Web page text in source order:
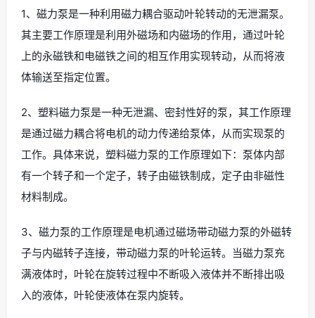
1、磁力泵是一种利用磁力耦合驱动叶轮转动的无泄漏泵。
其主要工作原理是利用外磁场和内磁场的作用，通过叶轮
上的永磁铁和电磁铁之间的相互作用实现转动，从而将液
体输送至指定位置。
2、塑料磁力泵是一种无泄漏、密封性好的泵，其工作原理
是通过磁力耦合将电机的动力传递给泵体，从而实现泵的
工作。具体来说，塑料磁力泵的工作原理如下：泵体内部
有一个转子和一个定子，转子由磁铁制成，定子由非磁性
材料制成。
3、磁力泵的工作原理是电机通过磁场带动磁力泵的外磁转
子与内磁转子连接，带动磁力泵的叶轮运转。当磁力泵充
满液体时，叶轮在旋转过程中不断吸入液体并不断排出吸
入的液体，叶轮使液体在泵内旋转。